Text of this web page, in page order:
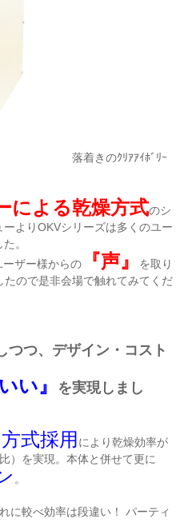
様） 落着きのｸﾘｱｱｲﾎﾞﾘｰ
による乾燥方式のシ
よりOKVシリーズは多くのユー
。
ーザー様からの 『声』
を取り
たので是非会場で触れてみてくだ
つつ、デザイン・コスト
い』
を実現しまし
式採用 により乾燥効率が
）を実現。本体と併せて更に
。
に較べ効率は段違い！ パーティ